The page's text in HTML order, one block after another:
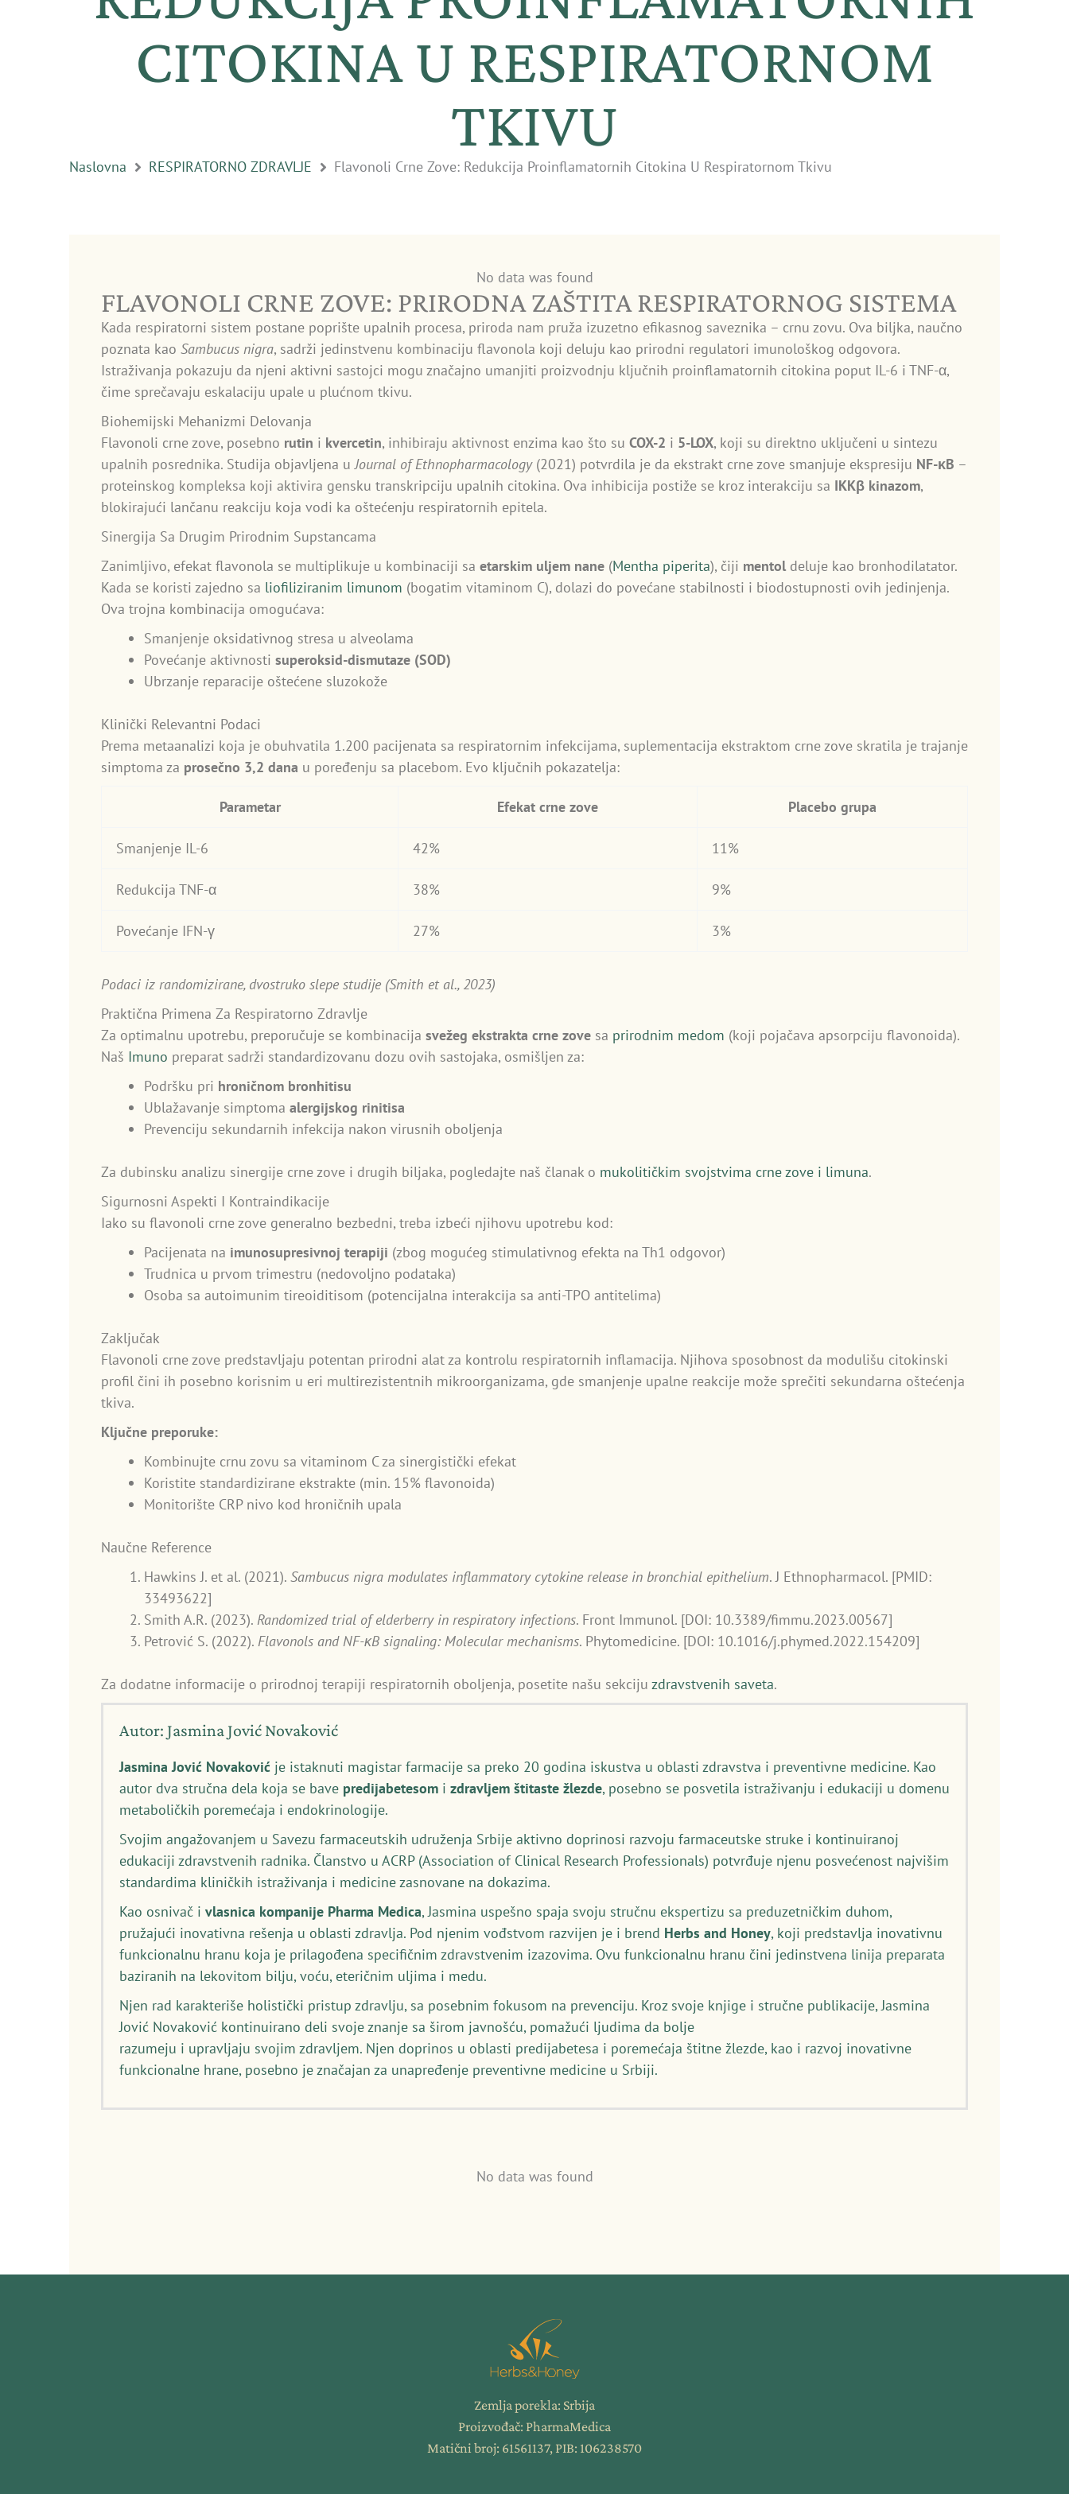
CITOKINA U RESPIRATORNOM
TKIVU
Naslovna RESPIRATORNO ZDRAVLJE Flavonoli Crne Zove: Redukcija Proinflamatornih Citokina U Respiratornom Tkivu
No data was found
FLAVONOLI CRNE ZOVE: PRIRODNA ZAŠTITA RESPIRATORNOG SISTEMA
Kada respiratorni sistem postane poprište upalnih procesa, priroda nam pruža izuzetno efikasnog saveznika – crnu zovu. Ova biljka, naučno
poznata kao Sambucus nigra, sadrži jedinstvenu kombinaciju flavonola koji deluju kao prirodni regulatori imunološkog odgovora.
Istraživanja pokazuju da njeni aktivni sastojci mogu značajno umanjiti proizvodnju ključnih proinflamatornih citokina poput IL-6 i TNF-α,
čime sprečavaju eskalaciju upale u plućnom tkivu.
Biohemijski Mehanizmi Delovanja
Flavonoli crne zove, posebno rutin i kvercetin, inhibiraju aktivnost enzima kao što su COX-2 i 5-LOX, koji su direktno uključeni u sintezu
upalnih posrednika. Studija objavljena uJournal of Ethnopharmacology(2021) potvrdila je da ekstrakt crne zove smanjuje ekspresiju NF-κB –
proteinskog kompleksa koji aktivira gensku transkripciju upalnih citokina. Ova inhibicija postiže se kroz interakciju sa IKKβ kinazom,
blokirajući lančanu reakciju koja vodi ka oštećenju respiratornih epitela.
Sinergija Sa Drugim Prirodnim Supstancama
Zanimljivo, efekat flavonola se multiplikuje u kombinaciji sa etarskim uljem nane (Mentha piperita), čiji mentoldeluje kao bronhodilatator.
Kada se koristi zajedno sa liofiliziranim limunom (bogatim vitaminom C), dolazi do povećane stabilnosti i biodostupnosti ovih jedinjenja.
Ova trojna kombinacija omogućava:
Smanjenje oksidativnog stresa u alveolama
Povećanje aktivnosti superoksid-dismutaze (SOD)
Ubrzanje reparacije oštećene sluzokože
Klinički Relevantni Podaci
Prema metaanalizi koja je obuhvatila 1.200 pacijenata sa respiratornim infekcijama, suplementacija ekstraktom crne zove skratila je trajanje
simptoma za prosečno 3,2 dana u poređenju sa placebom. Evo ključnih pokazatelja:
Parametar Efekat crne zove Placebo grupa
Smanjenje IL-6 42% 11%
Redukcija TNF-α 38% 9%
Povećanje IFN-γ 27% 3%
Podaci iz randomizirane, dvostruko slepe studije (Smith et al., 2023)
Praktična Primena Za Respiratorno Zdravlje
Za optimalnu upotrebu, preporučuje se kombinacija svežeg ekstrakta crne zove sa prirodnim medom (koji pojačava apsorpciju flavonoida).
Naš Imuno preparat sadrži standardizovanu dozu ovih sastojaka, osmišljen za:
Podršku pri hroničnom bronhitisu
Ublažavanje simptoma alergijskog rinitisa
Prevenciju sekundarnih infekcija nakon virusnih oboljenja
Za dubinsku analizu sinergije crne zove i drugih biljaka, pogledajte naš članak o mukolitičkim svojstvima crne zove i limuna.
Sigurnosni Aspekti I Kontraindikacije
Iako su flavonoli crne zove generalno bezbedni, treba izbeći njihovu upotrebu kod:
Pacijenata na imunosupresivnoj terapiji (zbog mogućeg stimulativnog efekta na Th1 odgovor)
Trudnica u prvom trimestru (nedovoljno podataka)
Osoba sa autoimunim tireoiditisom (potencijalna interakcija sa anti-TPO antitelima)
Zaključak
Flavonoli crne zove predstavljaju potentan prirodni alat za kontrolu respiratornih inflamacija. Njihova sposobnost da modulišu citokinski
profil čini ih posebno korisnim u eri multirezistentnih mikroorganizama, gde smanjenje upalne reakcije može sprečiti sekundarna oštećenja
tkiva.
Ključne preporuke:
Kombinujte crnu zovu sa vitaminom C za sinergistički efekat
Koristite standardizirane ekstrakte (min. 15% flavonoida)
Monitorište CRP nivo kod hroničnih upala
Naučne Reference
Hawkins J. et al. (2021). Sambucus nigra modulates inflammatory cytokine release in bronchial epithelium. J Ethnopharmacol. [PMID:
33493622]
Smith A.R. (2023). Randomized trial of elderberry in respiratory infections. Front Immunol. [DOI: 10.3389/fimmu.2023.00567]
Petrović S. (2022). Flavonols and NF-κB signaling: Molecular mechanisms. Phytomedicine. [DOI: 10.1016/j.phymed.2022.154209]
Za dodatne informacije o prirodnoj terapiji respiratornih oboljenja, posetite našu sekciju zdravstvenih saveta.
Autor: Jasmina Jović Novaković
Jasmina Jović Novaković je istaknuti magistar farmacije sa preko 20 godina iskustva u oblasti zdravstva i preventivne medicine. Kao
autor dva stručna dela koja se bave predijabetesom i zdravljem štitaste žlezde, posebno se posvetila istraživanju i edukaciji u domenu
metaboličkih poremećaja i endokrinologije.
Svojim angažovanjem u Savezu farmaceutskih udruženja Srbije aktivno doprinosi razvoju farmaceutske struke i kontinuiranoj
edukaciji zdravstvenih radnika. Članstvo u ACRP (Association of Clinical Research Professionals) potvrđuje njenu posvećenost najvišim
standardima kliničkih istraživanja i medicine zasnovane na dokazima.
Kao osnivač i vlasnica kompanije Pharma Medica, Jasmina uspešno spaja svoju stručnu ekspertizu sa preduzetničkim duhom,
pružajući inovativna rešenja u oblasti zdravlja. Pod njenim vođstvom razvijen je i brend Herbs and Honey, koji predstavlja inovativnu
funkcionalnu hranu koja je prilagođena specifičnim zdravstvenim izazovima. Ovu funkcionalnu hranu čini jedinstvena linija preparata
baziranih na lekovitom bilju, voću, eteričnim uljima i medu.
Njen rad karakteriše holistički pristup zdravlju, sa posebnim fokusom na prevenciju. Kroz svoje knjige i stručne publikacije, Jasmina
Jović Novaković kontinuirano deli svoje znanje sa širom javnošću, pomažući ljudima da bolje
razumeju i upravljaju svojim zdravljem. Njen doprinos u oblasti predijabetesa i poremećaja štitne žlezde, kao i razvoj inovativne
funkcionalne hrane, posebno je značajan za unapređenje preventivne medicine u Srbiji.
No data was found
Zemlja porekla: Srbija
Proizvođač: PharmaMedica
Matični broj: 61561137, PIB: 106238570